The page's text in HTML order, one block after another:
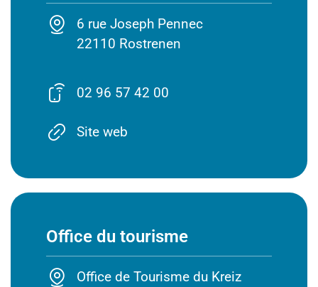
6 rue Joseph Pennec
22110 Rostrenen
02 96 57 42 00
Site web
Office du tourisme
Office de Tourisme du Kreiz